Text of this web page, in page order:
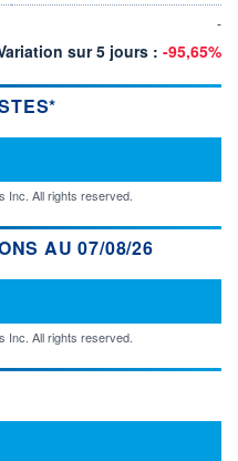
-
sur 5 jours : -95,65%
Inc. All rights reserved.
AU 07/08/26
Inc. All rights reserved.